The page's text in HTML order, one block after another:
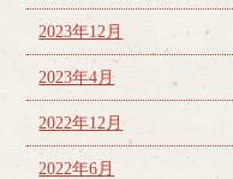
2023年12月
2023年4月
2022年12月
2022年6月